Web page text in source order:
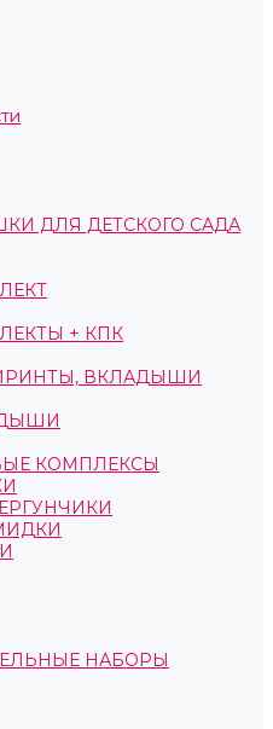
ДЛЯ ДЕТСКОГО САДА
+ КПК
ВКЛАДЫШИ
КОМПЛЕКСЫ
НАБОРЫ